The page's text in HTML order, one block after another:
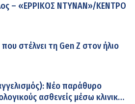
– «ΕΡΡΙΚΟΣ ΝΤΥΝΑΝ»/ΚΕΝΤΡΟ
στέλνει τη Gen Z στον ήλιο
Νέο παράθυρο
ασθενείς μέσω κλινικών